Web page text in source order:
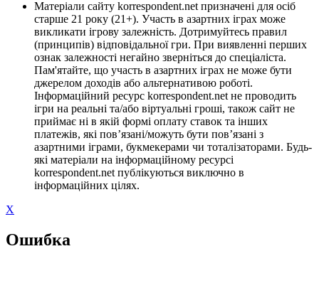
Матеріали сайту korrespondent.net призначені для осіб
старше 21 року (21+). Участь в азартних іграх може
викликати ігрову залежність. Дотримуйтесь правил
(принципів) відповідальної гри. При виявленні перших
ознак залежності негайно зверніться до спеціаліста.
Пам'ятайте, що участь в азартних іграх не може бути
джерелом доходів або альтернативою роботі.
Інформаційний ресурс korrespondent.net не проводить
ігри на реальні та/або віртуальні гроші, також сайт не
приймає ні в якій формі оплату ставок та інших
платежів, які пов’язані/можуть бути пов’язані з
азартними іграми, букмекерами чи тоталізаторами. Будь-
які матеріали на інформаційному ресурсі
korrespondent.net публікуються виключно в
інформаційних цілях.
X
Ошибка